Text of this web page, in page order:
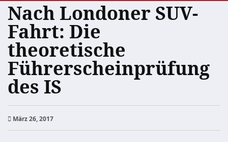
Nach Londoner SUV-
Fahrt: Die
theoretische
Führerscheinprüfung
des IS
März 26, 2017